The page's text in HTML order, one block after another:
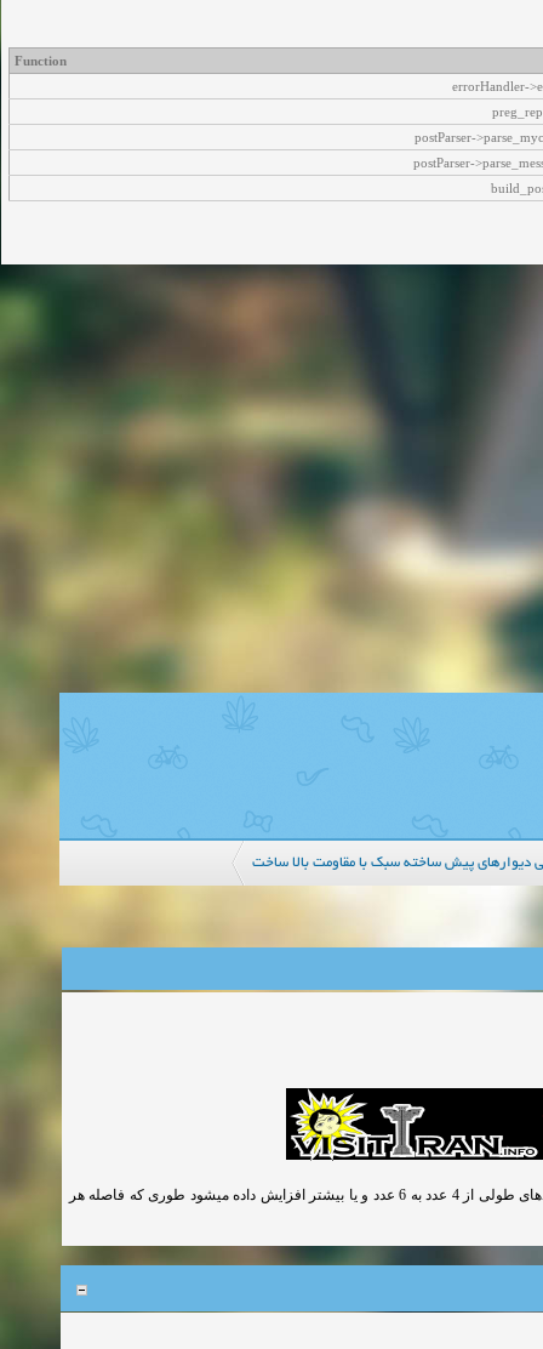
Function
errorHandler-
postParser-
postParser-
دیوارهای پیش ساخته سبك با مقاومت بالا ساخت
در صورتی که عرض کلافهای ساختمان بنایی از 35 سانتی متر تجاوز کند تعداد میلگردهای طولی از 4 عدد به 6 عدد و یا بیشتر افزایش داده میشود طوری که فاصله هر